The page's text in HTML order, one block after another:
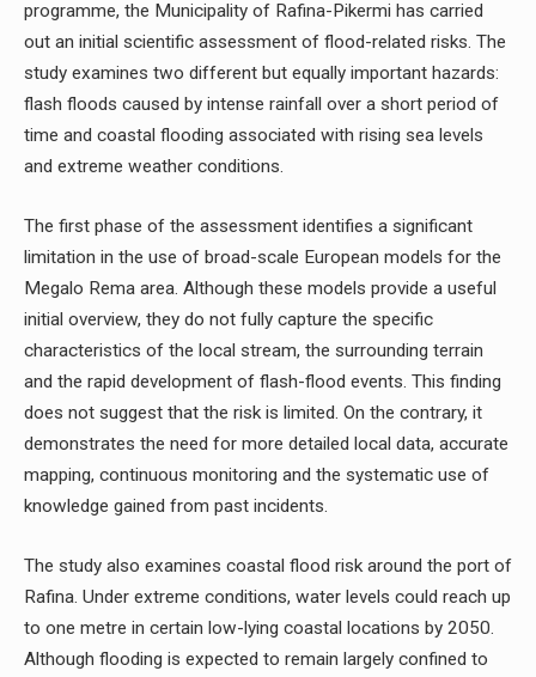
programme, the Municipality of Rafina-Pikermi has carried
out an initial scientific assessment of flood-related risks. The
study examines two different but equally important hazards:
flash floods caused by intense rainfall over a short period of
time and coastal flooding associated with rising sea levels
and extreme weather conditions.
The first phase of the assessment identifies a significant
limitation in the use of broad-scale European models for the
Megalo Rema area. Although these models provide a useful
initial overview, they do not fully capture the specific
characteristics of the local stream, the surrounding terrain
and the rapid development of flash-flood events. This finding
does not suggest that the risk is limited. On the contrary, it
demonstrates the need for more detailed local data, accurate
mapping, continuous monitoring and the systematic use of
knowledge gained from past incidents.
The study also examines coastal flood risk around the port of
Rafina. Under extreme conditions, water levels could reach up
to one metre in certain low-lying coastal locations by 2050.
Although flooding is expected to remain largely confined to